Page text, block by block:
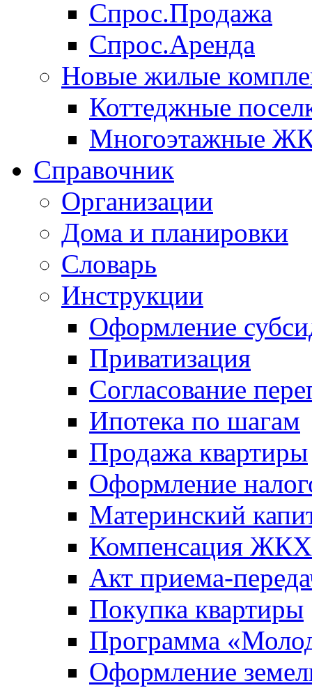
Спрос.Продажа
Спрос.Аренда
Новые жилые
Коттеджные
Многоэтажные
Справочник
Организации
Дома и планировки
Словарь
Инструкции
Оформление
Приватизация
Согласование
Ипотека по шагам
Продажа квартиры
Оформление
Материнский
Компенсация ЖКХ
Акт приема-
Покупка квартиры
Программа
Оформление